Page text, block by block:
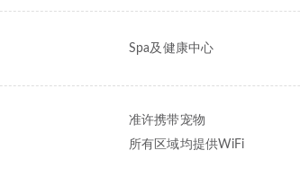
Spa及健康中心
准许携带宠物
所有区域均提供WiFi